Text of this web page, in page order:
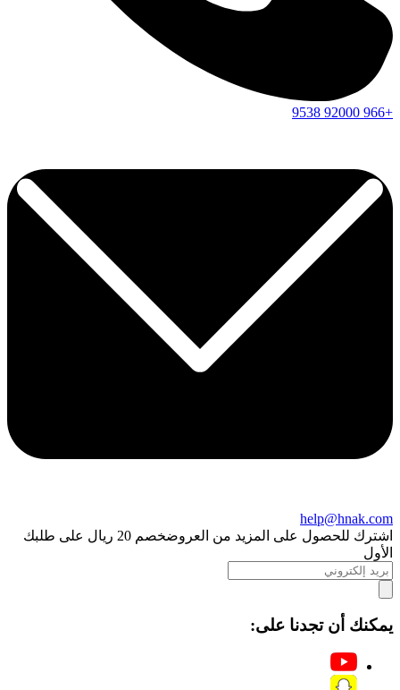
+966
92000
9538
help@hnak.com
اشترك للحصول على المزيد من العروض
خصم 20 ريال على طلبك
الأول
يمكنك أن تجدنا على: